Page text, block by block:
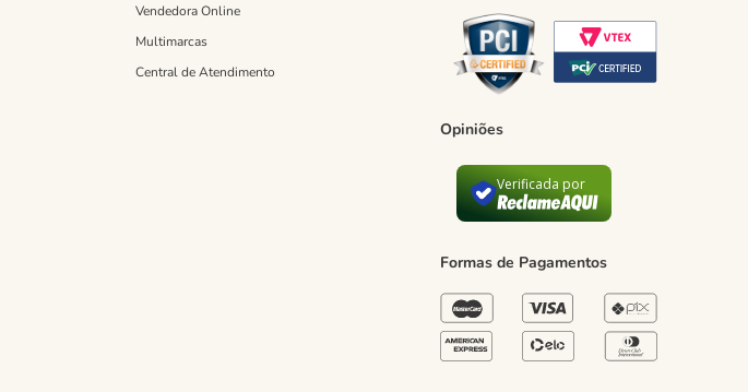
Vendedora Online
Multimarcas
Central de Atendimento
Opiniões
Verificada por
Formas de Pagamentos